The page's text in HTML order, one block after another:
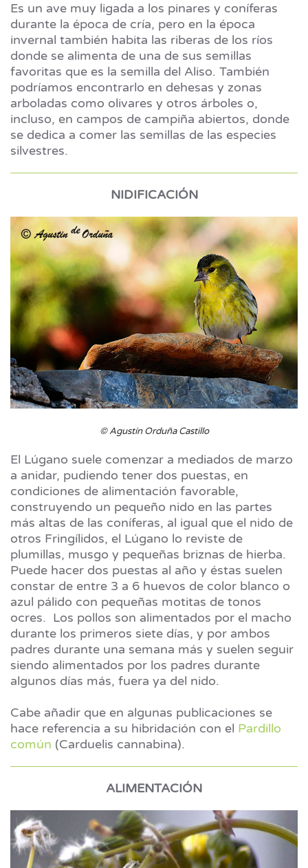
Es un ave muy ligada a los pinares y coníferas
durante la época de cría, pero en la época
invernal también habita las riberas de los ríos
donde se alimenta de una de sus semillas
favoritas que es la semilla del Aliso. También
podríamos encontrarlo en dehesas y zonas
arboladas como olivares y otros árboles o,
incluso, en campos de campiña abiertos, donde
se dedica a comer las semillas de las especies
silvestres.
NIDIFICACIÓN
© Agustín Orduña Castillo
El Lúgano suele comenzar a mediados de marzo
a anidar, pudiendo tener dos puestas, en
condiciones de alimentación favorable,
construyendo un pequeño nido en las partes
más altas de las coníferas, al igual que el nido de
otros Fringílidos, el Lúgano lo reviste de
plumillas, musgo y pequeñas briznas de hierba.
Puede hacer dos puestas al año y éstas suelen
constar de entre 3 a 6 huevos de color blanco o
azul pálido con pequeñas motitas de tonos
ocres. Los pollos son alimentados por el macho
durante los primeros siete días, y por ambos
padres durante una semana más y suelen seguir
siendo alimentados por los padres durante
algunos días más, fuera ya del nido.
Cabe añadir que en algunas publicaciones se
hace referencia a su hibridación con el Pardillo
común (Carduelis cannabina).
ALIMENTACIÓN